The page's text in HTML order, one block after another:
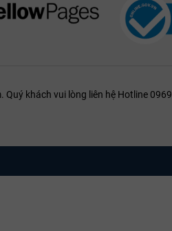
khách vui lòng liên hệ Hotline